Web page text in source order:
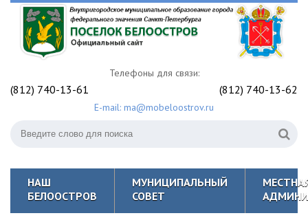
Телефоны для связи:
(812) 740-13-61 (812) 740-13-62
E-mail: ma@mobeloostrov.ru
НАШ
БЕЛООСТРОВ
МУНИЦИПАЛЬНЫЙ
СОВЕТ